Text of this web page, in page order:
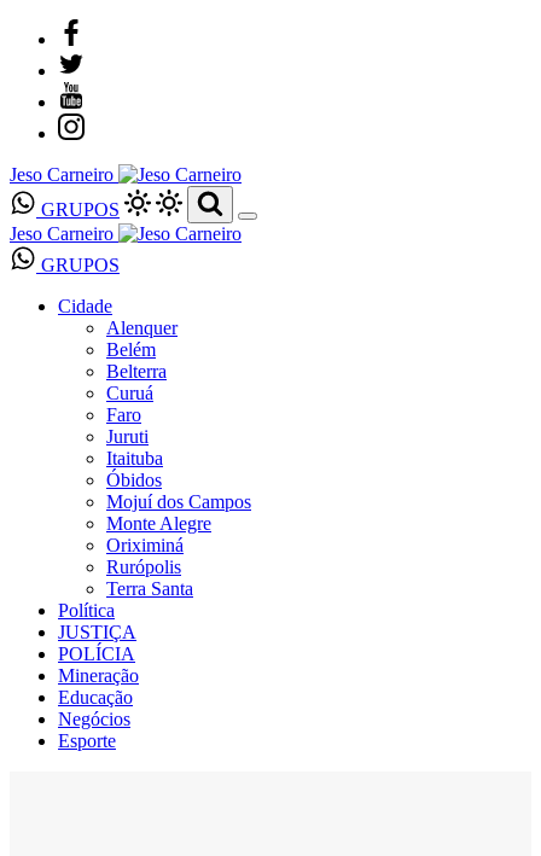
Jeso Carneiro
GRUPOS
Jeso Carneiro
GRUPOS
Cidade
Alenquer
Belém
Belterra
Curuá
Faro
Juruti
Itaituba
Óbidos
Mojuí dos Campos
Monte Alegre
Oriximiná
Rurópolis
Terra Santa
Política
JUSTIÇA
POLÍCIA
Mineração
Educação
Negócios
Esporte